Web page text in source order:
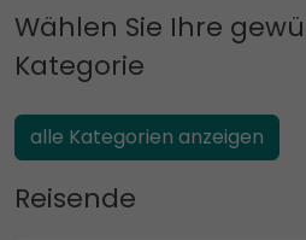
Wählen Sie Ihre
Kategorie
alle Kategorien anzeigen
Reisende